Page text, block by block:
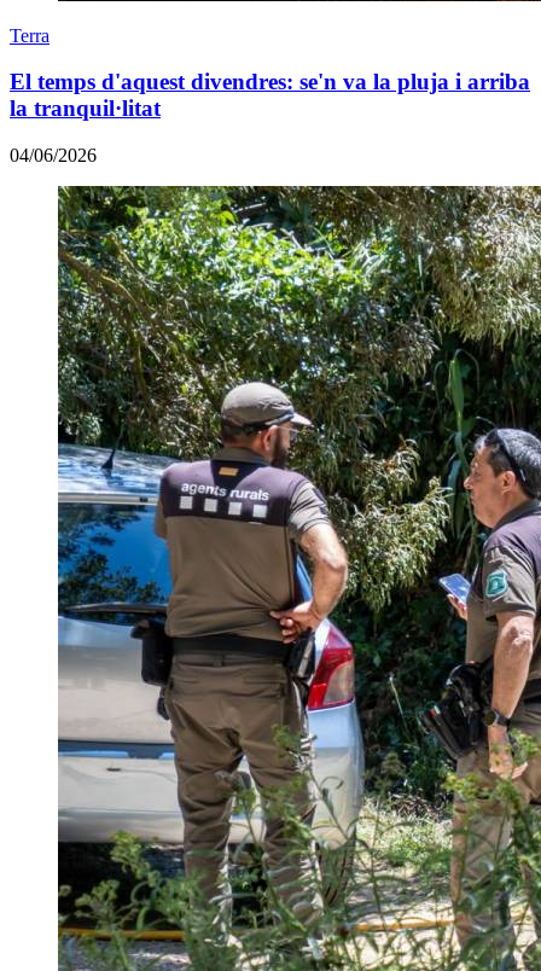
Terra
El temps d'aquest divendres: se'n va la pluja i arriba
la tranquil·litat
04/06/2026